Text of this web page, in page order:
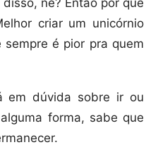
né? Então por quê
criar um unicórnio
é pior pra quem
em dúvida sobre ir ou
forma, sabe que